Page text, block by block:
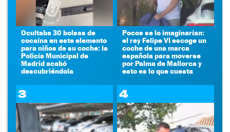
Ocultaba 30 bolsas de
cocaína en este elemento
para niños de su coche: la
Policía Municipal de
Madrid acabó
descubriéndola
Pocos se lo imaginarían:
el rey Felipe VI escoge un
coche de una marca
española para moverse
por Palma de Mallorca y
esto es lo que cuesta
3 4